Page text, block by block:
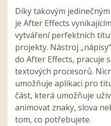
Díky takovým
je After Effects
vytváření perfektních
projekty. Nástroj
do After Effects, pracuje
textových procesorů.
umožňuje aplikaci pro
část, která umožňuje
animovat znaky, slova
tom, co potřebujete.